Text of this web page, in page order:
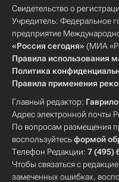
Свидетельство о
Учредитель: Федеральное
предприятие
«Россия сегодня» (МИА
Правила использования
Политика
Правила применения
Главный редактор:
Адрес электронной почты
По вопросам размещения
воспользуйтесьформой
Телефон Редакции: 7 (495)
Чтобы связаться с
замеченных ошибках,